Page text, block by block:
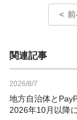
関連記事
2026/8/7
地方自治体と
2026年10月以降